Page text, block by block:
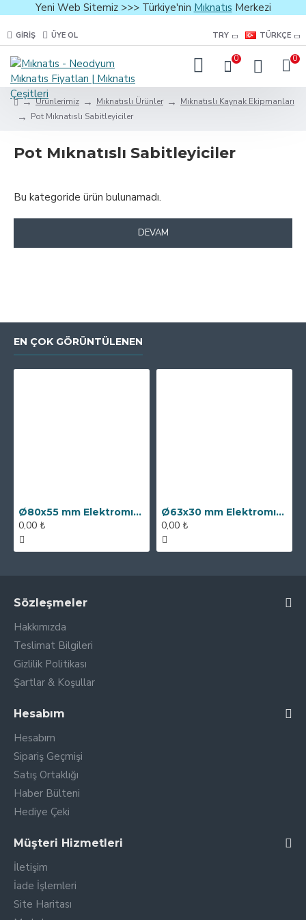
Yeni Web Sitemiz >>> Türkiye'nin Mıknatıs Merkezi
GIRIŞ ÜYE OL TRY TÜRKÇE
0 0
Ürünlerimiz Mıknatıslı Ürünler
Mıknatıslı Kaynak Ekipmanları
Pot Mıknatıslı Sabitleyiciler
Pot Mıknatıslı Sabitleyiciler
Bu kategoride ürün bulunamadı.
DEVAM
EN ÇOK GÖRÜNTÜLENEN
Ø80x55 mm Elektromıknatıs - 250 kg Çekim Gücü
0,00 ₺
Ø63x30 mm Elektromıknatıs - 100 kg Çekim Gücü
0,00 ₺
Sözleşmeler
Hakkımızda
Teslimat Bilgileri
Gizlilik Politikası
Şartlar & Koşullar
Hesabım
Hesabım
Sipariş Geçmişi
Satış Ortaklığı
Haber Bülteni
Hediye Çeki
Müşteri Hizmetleri
İletişim
İade İşlemleri
Site Haritası